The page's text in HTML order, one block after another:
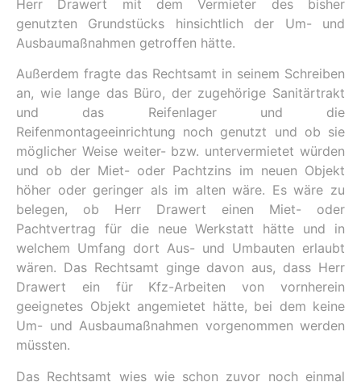
Herr Drawert mit dem Vermieter des bisher
genutzten Grundstücks hinsichtlich der Um- und
Ausbaumaßnahmen getroffen hätte.
Außerdem fragte das Rechtsamt in seinem Schreiben
an, wie lange das Büro, der zugehörige Sanitärtrakt
und das Reifenlager und die
Reifenmontageeinrichtung noch genutzt und ob sie
möglicher Weise weiter- bzw. untervermietet würden
und ob der Miet- oder Pachtzins im neuen Objekt
höher oder geringer als im alten wäre. Es wäre zu
belegen, ob Herr Drawert einen Miet- oder
Pachtvertrag für die neue Werkstatt hätte und in
welchem Umfang dort Aus- und Umbauten erlaubt
wären. Das Rechtsamt ginge davon aus, dass Herr
Drawert ein für Kfz-Arbeiten von vornherein
geeignetes Objekt angemietet hätte, bei dem keine
Um- und Ausbaumaßnahmen vorgenommen werden
müssten.
Das Rechtsamt wies wie schon zuvor noch einmal